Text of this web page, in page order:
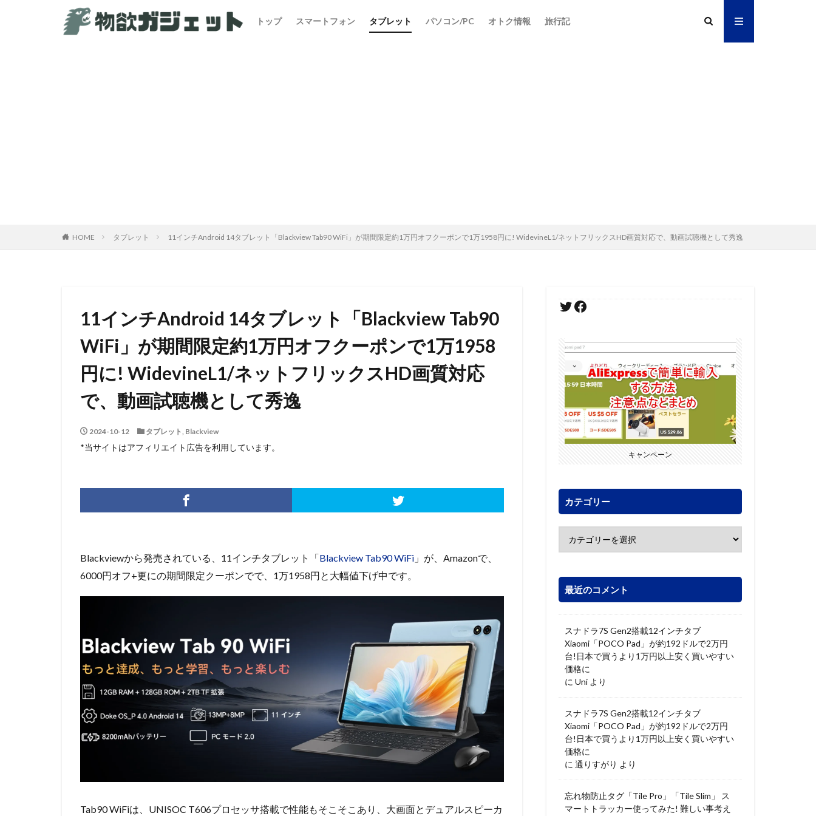
トップ スマートフォン タブレット パソコン/PC オトク情報 旅行記
HOME タブレット 11インチAndroid 14タブレット「Blackview Tab90 WiFi」が期間限定約1万円オフクーポンで1万1958円に! WidevineL1/ネットフリックスHD画質対応で、動画試聴機として秀逸
11インチAndroid 14タブレット「Blackview Tab90
WiFi」が期間限定約1万円オフクーポンで1万1958
円に! WidevineL1/ネットフリックスHD画質対応
で、動画試聴機として秀逸
2024-10-12 タブレット, Blackview
*当サイトはアフィリエイト広告を利用しています。
Blackviewから発売されている、11インチタブレット「Blackview Tab90 WiFi 」が、Amazonで、
6000円オフ+更にの期間限定クーポンでで、1万1958円と大幅値下げ中です。
Tab90 WiFiは、UNISOC T606プロセッサ搭載で性能もそこそこあり、大画面とデュアルスピーカ
キャンペーン
カテゴリー
最近のコメント
スナドラ7S Gen2搭載12インチタブ
Xiaomi「POCO Pad」が約192ドルで2万円
台!日本で買うより1万円以上安く買いやすい
価格に
に Uni より
スナドラ7S Gen2搭載12インチタブ
Xiaomi「POCO Pad」が約192ドルで2万円
台!日本で買うより1万円以上安く買いやすい
価格に
に 通りすがり より
忘れ物防止タグ「Tile Pro」「Tile Slim」 ス
マートトラッカー使ってみた! 難しい事考え